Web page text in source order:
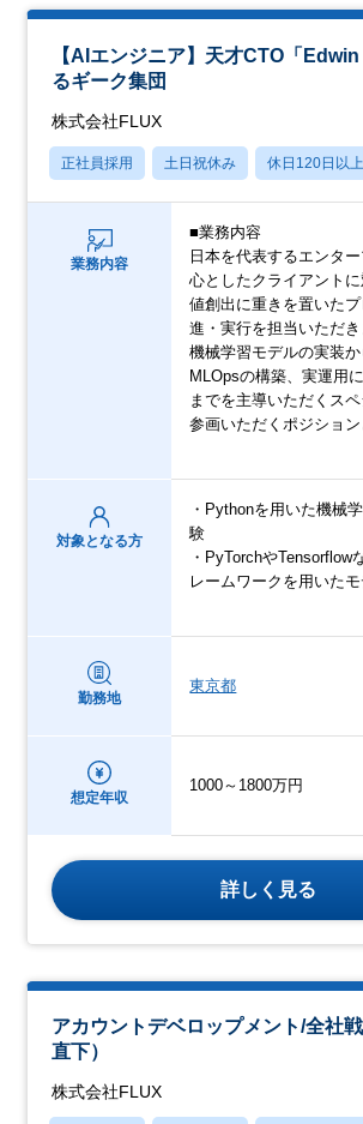
【AIエンジニア】天才CTO「
るギーク集団
株式会社FLUX
正社員採用 土日祝休み 休日120日以上
業務内容
■業務内容
日本を代表するエンタ
心としたクライアント
値創出に重きを置いた
進・実行を担当いただき
機械学習モデルの実装か
MLOpsの構築、実運用
までを主導いただくス
参画いただくポジション
対象となる方
・Pythonを用いた機械
験
・PyTorchやTensorflow
レームワークを用いた
勤務地
東京都
想定年収
1000～1800万円
詳しく見る
アカウントデベロップメント/全社
直下）
株式会社FLUX